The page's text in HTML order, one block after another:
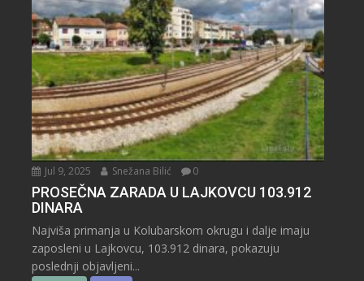
Jul 9, 2025 Snežana Bilić 0
PROSEČNA ZARADA U LAJKOVCU 103.912
DINARA
Najviša primanja u Kolubarskom okrugu i dalje imaju
zaposleni u Lajkovcu, 103.912 dinara, pokazuju
poslednji objavljeni...